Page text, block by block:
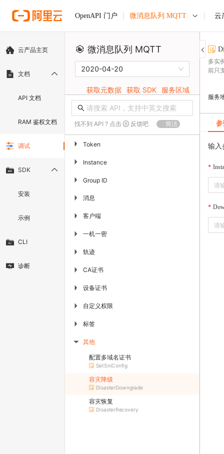
OpenAPI 门户 微消息队列 MQTT 云
云产品主页
文档
API 文档
RAM 鉴权文档
调试
SDK
安装
示例
CLI
诊断
微消息队列 MQTT
2020-04-20
获取元数据 获取 SDK 服务区域
找不到 API ? 点击 反馈吧 简洁
▶ Token
▶ Instance
▶ Group ID
▶ 消息
▶ 客户端
▶ 一机一密
▶ 轨迹
▶ CA证书
▶ 设备证书
▶ 自定义权限
▶ 标签
▶ 其他
配置多域名证书
SetSniConfig
容灾降级
DisasterDowngrade
容灾恢复
DisasterRecovery
多实
前只
服务
输入